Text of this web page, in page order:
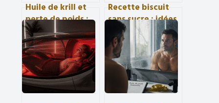
Huile de krill et
perte de poids :
mythe séduisant
ou vrai coup de
pouce ?
Recette biscuit
sans sucre : idées
simples, saines et
vraiment
gourmandes